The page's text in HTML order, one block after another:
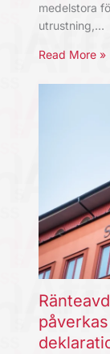
medelstora
utrustning,…
Read More »